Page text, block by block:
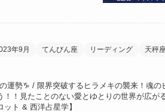
年9月 てんびん座 リーディング 天秤
運勢♑️ / 限界突破するヒラメキの襲来！魂の
！！見たことのない愛とゆとりの世界が広が
ット & 西洋占星学】